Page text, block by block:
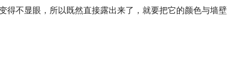
得不显眼，所以既然直接露出来了，就要把它的颜色与墙壁